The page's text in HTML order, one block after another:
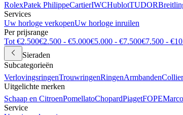
RolexPatek PhilippeCartierIWCHublotTUDOR
Services
Uw horloge verkopenUw horloge inruilen
Per prijsrange
Tot €2.500€2.500 - €5.000€5.000 - €7.500€7.500 -
Sieraden
Subcategorieën
VerlovingsringenTrouwringenRingenArmbanden
Uitgelichte merken
Schaap en CitroenPomellatoChopardPiagetFOPE
Service